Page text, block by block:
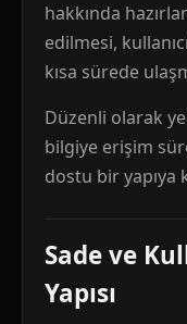
hakkında
edilmesi,
kısa sürede
Düzenli olarak
bilgiye erişim
dostu bir yapıya
Sade ve
Yapısı